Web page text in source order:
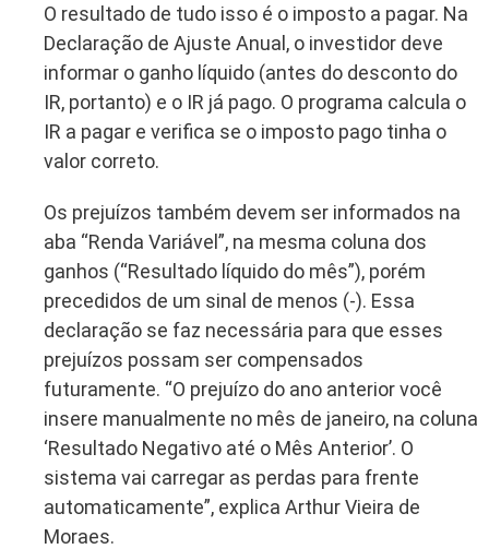
O resultado de tudo isso é o imposto a pagar. Na
Declaração de Ajuste Anual, o investidor deve
informar o ganho líquido (antes do desconto do
IR, portanto) e o IR já pago. O programa calcula o
IR a pagar e verifica se o imposto pago tinha o
valor correto.
Os prejuízos também devem ser informados na
aba “Renda Variável”, na mesma coluna dos
ganhos (“Resultado líquido do mês”), porém
precedidos de um sinal de menos (-). Essa
declaração se faz necessária para que esses
prejuízos possam ser compensados
futuramente. “O prejuízo do ano anterior você
insere manualmente no mês de janeiro, na coluna
‘Resultado Negativo até o Mês Anterior’. O
sistema vai carregar as perdas para frente
automaticamente”, explica Arthur Vieira de
Moraes.